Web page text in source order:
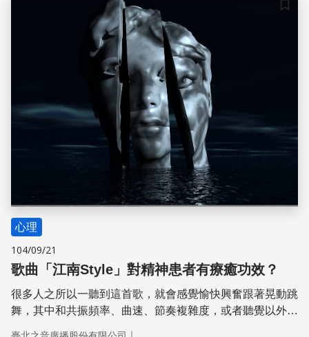
識技術，解決個體差異對情緒表達的影響，榮獲科技部
「2019未來科技突破獎」並入選為亮點技術。
儲存
心理
104/09/21
歌曲「江南Style」對精神患者有療癒功效？
很多人之所以一聽到這首歌，就會感覺愉快興奮跟著晃動跳
舞，其中和共振頻率、曲速、節奏複雜度，或者聽覺以外的